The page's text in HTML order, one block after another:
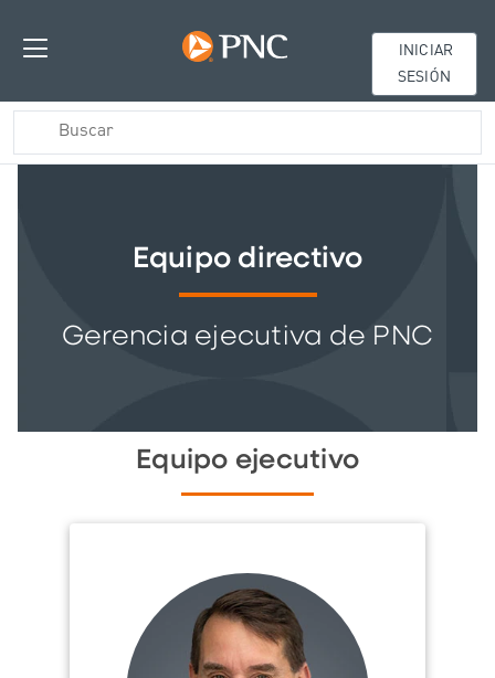
INICIAR
SESIÓN
Equipo directivo
Gerencia ejecutiva de PNC
Equipo ejecutivo